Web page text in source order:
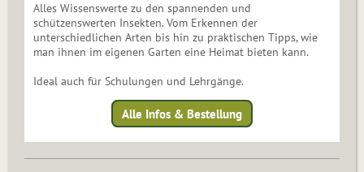
Alles Wissenswerte zu den spannenden und
schützenswerten Insekten. Vom Erkennen der
unterschiedlichen Arten bis hin zu praktischen Tipps, wie
man ihnen im eigenen Garten eine Heimat bieten kann.
Ideal auch für Schulungen und Lehrgänge.
Alle Infos & Bestellung